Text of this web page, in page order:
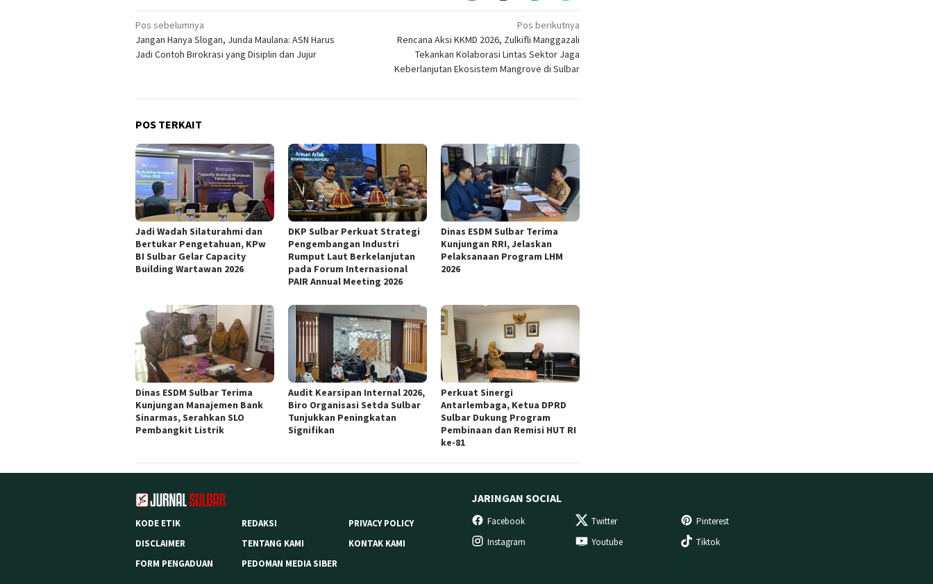
Navigasi
pos
Pos sebelumnya
Jangan Hanya Slogan, Junda Maulana: ASN Harus
Jadi Contoh Birokrasi yang Disiplin dan Jujur
Pos berikutnya
Rencana Aksi KKMD 2026, Zulkifli Manggazali
Tekankan Kolaborasi Lintas Sektor Jaga
Keberlanjutan Ekosistem Mangrove di Sulbar
POS TERKAIT
Jadi Wadah Silaturahmi dan
Bertukar Pengetahuan, KPw
BI Sulbar Gelar Capacity
Building Wartawan 2026
DKP Sulbar Perkuat Strategi
Pengembangan Industri
Rumput Laut Berkelanjutan
pada Forum Internasional
PAIR Annual Meeting 2026
Dinas ESDM Sulbar Terima
Kunjungan RRI, Jelaskan
Pelaksanaan Program LHM
2026
Dinas ESDM Sulbar Terima
Kunjungan Manajemen Bank
Sinarmas, Serahkan SLO
Pembangkit Listrik
Audit Kearsipan Internal 2026,
Biro Organisasi Setda Sulbar
Tunjukkan Peningkatan
Signifikan
Perkuat Sinergi
Antarlembaga, Ketua DPRD
Sulbar Dukung Program
Pembinaan dan Remisi HUT RI
ke-81
KODE ETIK REDAKSI
PRIVACY POLICY
DISCLAIMER
TENTANG KAMI
KONTAK KAMI
FORM PENGADUAN
PEDOMAN MEDIA SIBER
JARINGAN SOCIAL
Facebook Twitter
Pinterest
Instagram
Youtube Tiktok